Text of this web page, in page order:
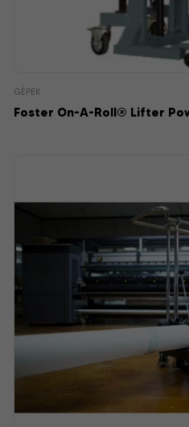
GÉPEK
Foster On-A-Roll® Lifter